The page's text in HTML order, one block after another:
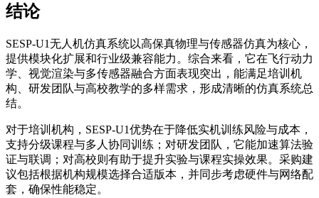
结论
SESP-U1无人机仿真系统以高保真物理与传感器仿真为核心，
提供模块化扩展和行业级兼容能力。综合来看，它在飞行动力
学、视觉渲染与多传感器融合方面表现突出，能满足培训机
构、研发团队与高校教学的多样需求，形成清晰的仿真系统总
结。
对于培训机构，SESP-U1优势在于降低实机训练风险与成本，
支持分级课程与多人协同训练；对研发团队，它能加速算法验
证与联调；对高校则有助于提升实验与课程实操效果。采购建
议包括根据机构规模选择合适版本，并同步考虑硬件与网络配
套，确保性能稳定。